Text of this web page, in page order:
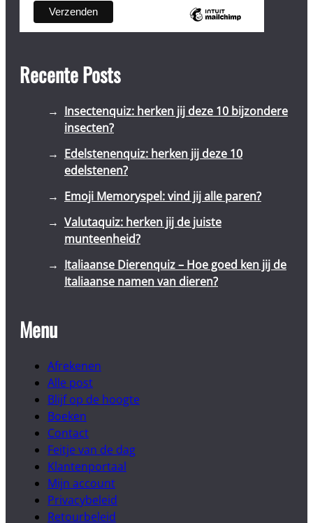
Recente Posts
Insectenquiz: herken jij deze 10 bijzondere
insecten?
Edelstenenquiz: herken jij deze 10
edelstenen?
Emoji Memoryspel: vind jij alle paren?
Valutaquiz: herken jij de juiste
munteenheid?
Italiaanse Dierenquiz – Hoe goed ken jij de
Italiaanse namen van dieren?
Menu
Afrekenen
Alle post
Blijf op de hoogte
Boeken
Contact
Feitje van de dag
Klantenportaal
Mijn account
Privacybeleid
Retourbeleid